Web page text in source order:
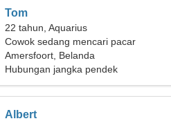
Tom
22 tahun, Aquarius
Cowok sedang mencari pacar
Amersfoort, Belanda
Hubungan jangka pendek
Albert